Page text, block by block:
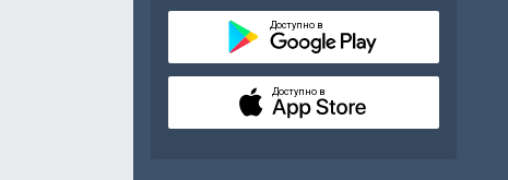
Доступно в
Доступно в